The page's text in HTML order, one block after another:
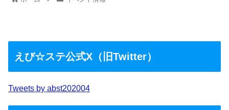
えび☆ステ公式X（旧Twitter）
Tweets by abst202004